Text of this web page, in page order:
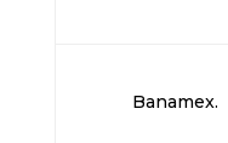
Banamex.